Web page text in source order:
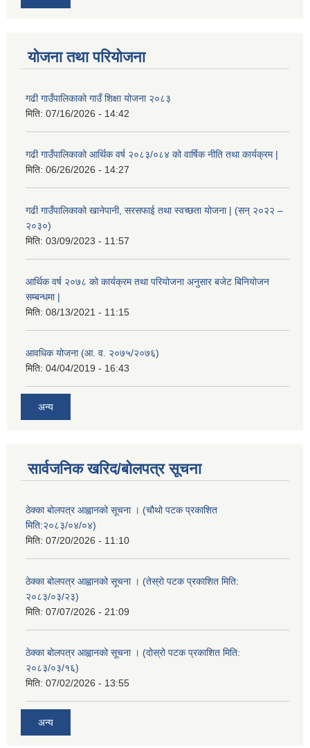
योजना तथा परियोजना
गढी गाउँपालिकाको गाउँ शिक्षा योजना २०८३
मिति: 07/16/2026 - 14:42
गढी गाउँपालिकाको आर्थिक वर्ष २०८३/०८४ को वार्षिक नीति तथा कार्यक्रम |
मिति: 06/26/2026 - 14:27
गढी गाउँपालिकाको खानेपानी, सरसफाई तथा स्वच्छता योजना | (सन् २०२२ –
२०३०)
मिति: 03/09/2023 - 11:57
आर्थिक वर्ष २०७८ को कार्यक्रम तथा परियोजना अनुसार बजेट बिनियोजन
सम्बन्धमा |
मिति: 08/13/2021 - 11:15
आवधिक योजना (आ. व. २०७५/२०७६)
मिति: 04/04/2019 - 16:43
अन्य
सार्वजनिक खरिद/बोलपत्र सूचना
ठेक्का बोलपत्र आह्वानको सूचना । (चौथो पटक प्रकाशित
मिति:२०८३/०४/०४)
मिति: 07/20/2026 - 11:10
ठेक्का बोलपत्र आह्वानको सूचना । (तेस्रो पटक प्रकाशित मिति:
२०८३/०३/२३)
मिति: 07/07/2026 - 21:09
ठेक्का बोलपत्र आह्वानको सूचना । (दोस्रो पटक प्रकाशित मिति:
२०८३/०३/१६)
मिति: 07/02/2026 - 13:55
अन्य